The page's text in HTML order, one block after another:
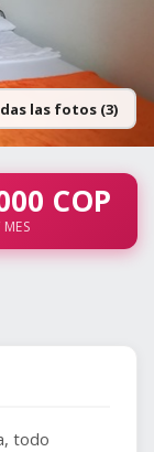
las fotos (3)
COP
todo